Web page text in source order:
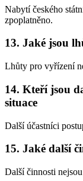
Nabytí českého
zpoplatněno.
13. Jaké jsou
Lhůty pro vyřízení
14. Kteří jsou
situace
Další účastníci
15. Jaké další
Další činnosti